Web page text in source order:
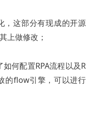
这部分有现成的开源
上做修改；
何配置RPA流程以及R
的flow引擎，可以进行